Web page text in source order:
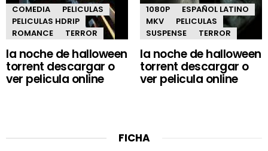
COMEDIA
PELICULAS
PELICULAS HDRIP
ROMANCE
TERROR
la noche de halloween
torrent descargar o
ver pelicula online
1080P
ESPAÑOL LATINO
MKV
PELICULAS
SUSPENSE
TERROR
la noche de halloween
torrent descargar o
ver pelicula online
FICHA